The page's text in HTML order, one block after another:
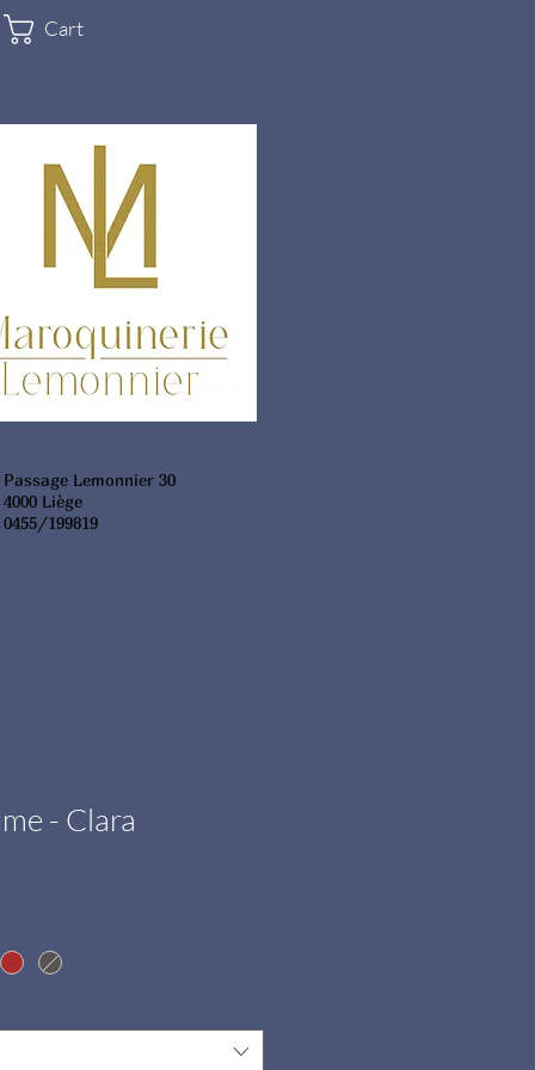
Cart
Passage Lemonnier 30
4000 Liège
0455/199819
- Clara